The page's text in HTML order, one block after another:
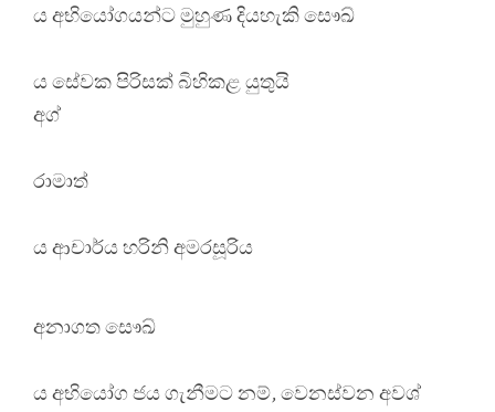
ය අභියෝගයන්ට මුහුණ දියහැකි සෞඛ්
ය සේවක පිරිසක් බිහිකළ යුතුයි
අග්
රාමාත්
ය ආචාර්ය හරිනි අමරසූරිය
අනාගත සෞඛ්
ය අභියෝග ජය ගැනීමට නම්, වෙනස්වන අවශ්